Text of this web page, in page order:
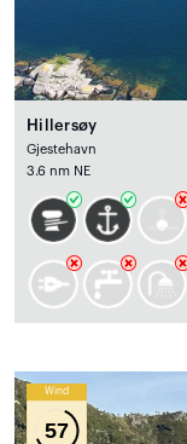
Hillersøy
Gjestehavn
3.6 nm NE
Wind
57